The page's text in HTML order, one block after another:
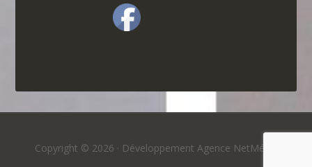
Copyright © 2026 · Développement Agence NetMédia